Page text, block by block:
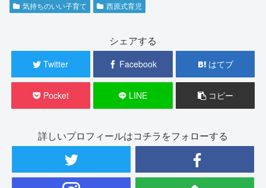
気持ちのいい子育て 西原式育児
シェアする
Twitter Facebook はてブ
Pocket LINE コピー
詳しいプロフィールはコチラをフォローする